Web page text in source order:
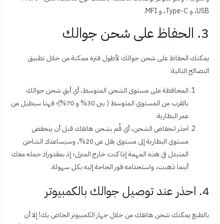
USB، و Type-C، و MFI.
3. الحفاظ على شحن جوالك
يمكنك الحفاظ على شحن جوالك لأطول فترة ممكنة من خلال تطبيق
النصائح التالية:
المحافظة على مستوى الشحن المتوسط،أي أبقِ شحن جوالك
بالقرب من المستوى المتوسط ( بين 30% و 70%)؛ فهذا سيطيل من
عمر البطارية.
احذر انخفاض الشحن، أي قُم بشحن هاتفك قبل أن ينخفض
مستوى البطارية إلى مستوى يقل عن 20%، وسيساعدك الشاحن
المتبدل في هذه المهمة إذا كنت خارج المنزل؛ إذ بمقدورك حمله معك
أينما ذهبت، واستخدامه فور الحاجة إليه بكل سهولة.
4. احذر عند توصيل جوالك بالكمبيوتر
بالطبع يمكنك شحن هاتفك من خلال جهاز الكمبيوتر الخاص بك! إلا أن